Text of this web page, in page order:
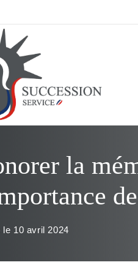
la
le 10 avril 2024